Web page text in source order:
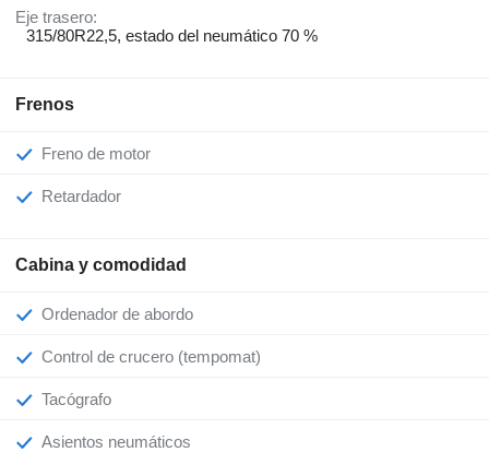
Eje trasero:
315/80R22,5, estado del neumático 70 %
Frenos
Freno de motor
Retardador
Cabina y comodidad
Ordenador de abordo
Control de crucero (tempomat)
Tacógrafo
Asientos neumáticos